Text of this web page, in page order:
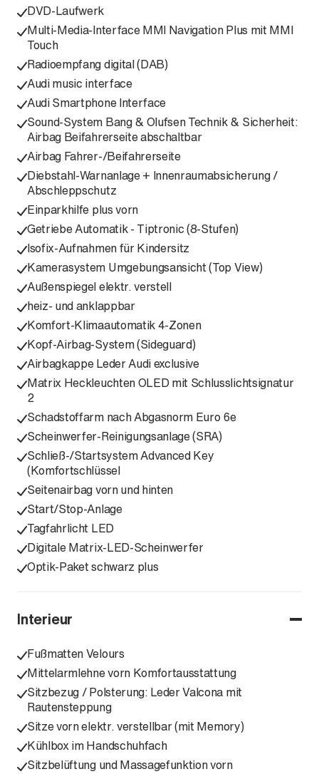
DVD-Laufwerk
Multi-Media-Interface MMI Navigation Plus mit MMI
Touch
Radioempfang digital (DAB)
Audi music interface
Audi Smartphone Interface
Sound-System Bang & Olufsen Technik & Sicherheit:
Airbag Beifahrerseite abschaltbar
Airbag Fahrer-/Beifahrerseite
Diebstahl-Warnanlage + Innenraumabsicherung /
Abschleppschutz
Einparkhilfe plus vorn
Getriebe Automatik - Tiptronic (8-Stufen)
Isofix-Aufnahmen für Kindersitz
Kamerasystem Umgebungsansicht (Top View)
Außenspiegel elektr. verstell
heiz- und anklappbar
Komfort-Klimaautomatik 4-Zonen
Kopf-Airbag-System (Sideguard)
Airbagkappe Leder Audi exclusive
Matrix Heckleuchten OLED mit Schlusslichtsignatur
2
Schadstoffarm nach Abgasnorm Euro 6e
Scheinwerfer-Reinigungsanlage (SRA)
Schließ-/Startsystem Advanced Key
(Komfortschlüssel
Seitenairbag vorn und hinten
Start/Stop-Anlage
Tagfahrlicht LED
Digitale Matrix-LED-Scheinwerfer
Optik-Paket schwarz plus
Interieur
Fußmatten Velours
Mittelarmlehne vorn Komfortausstattung
Sitzbezug / Polsterung: Leder Valcona mit
Rautensteppung
Sitze vorn elektr. verstellbar (mit Memory)
Kühlbox im Handschuhfach
Sitzbelüftung und Massagefunktion vorn